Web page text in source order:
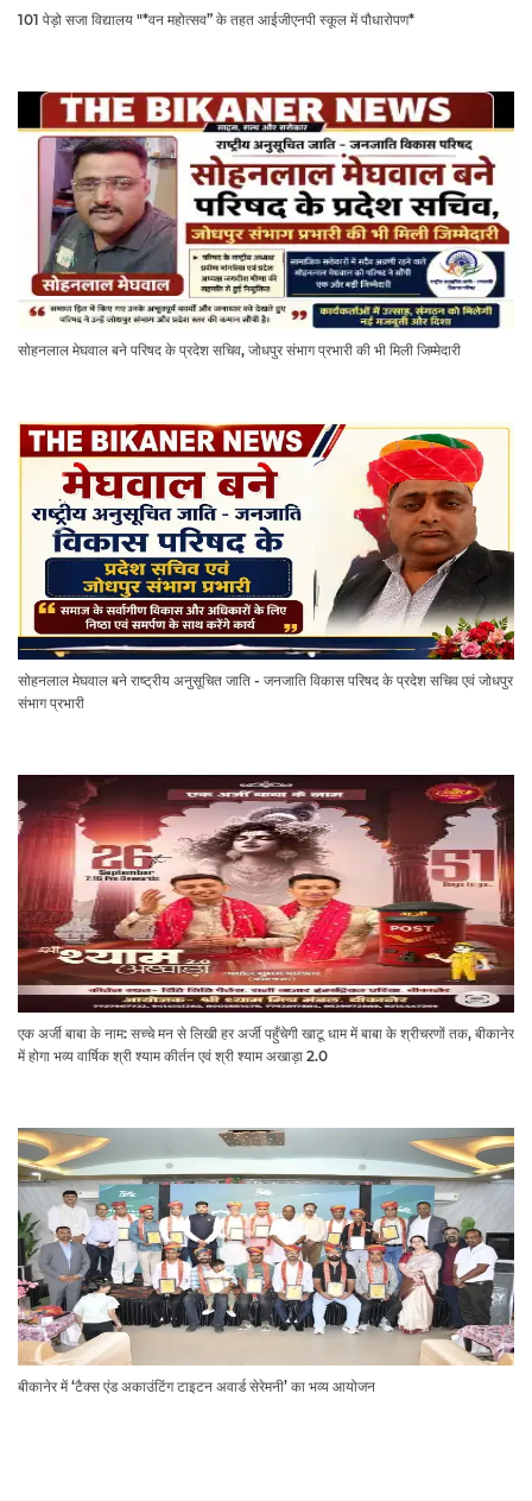
101 पेड़ो सजा विद्यालय "*वन महोत्सव” के तहत आईजीएनपी स्कूल में पौधारोपण*
सोहनलाल मेघवाल बने परिषद के प्रदेश सचिव, जोधपुर संभाग प्रभारी की भी मिली जिम्मेदारी
सोहनलाल मेघवाल बने राष्ट्रीय अनुसूचित जाति - जनजाति विकास परिषद के प्रदेश सचिव एवं जोधपुर
संभाग प्रभारी
एक अर्जी बाबा के नाम: सच्चे मन से लिखी हर अर्जी पहुँचेगी खाटू धाम में बाबा के श्रीचरणों तक, बीकानेर
में होगा भव्य वार्षिक श्री श्याम कीर्तन एवं श्री श्याम अखाड़ा 2.0
बीकानेर में ‘टैक्स एंड अकाउंटिंग टाइटन अवार्ड सेरेमनी’ का भव्य आयोजन